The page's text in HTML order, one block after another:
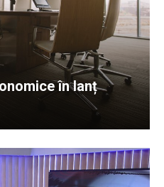
în lanț